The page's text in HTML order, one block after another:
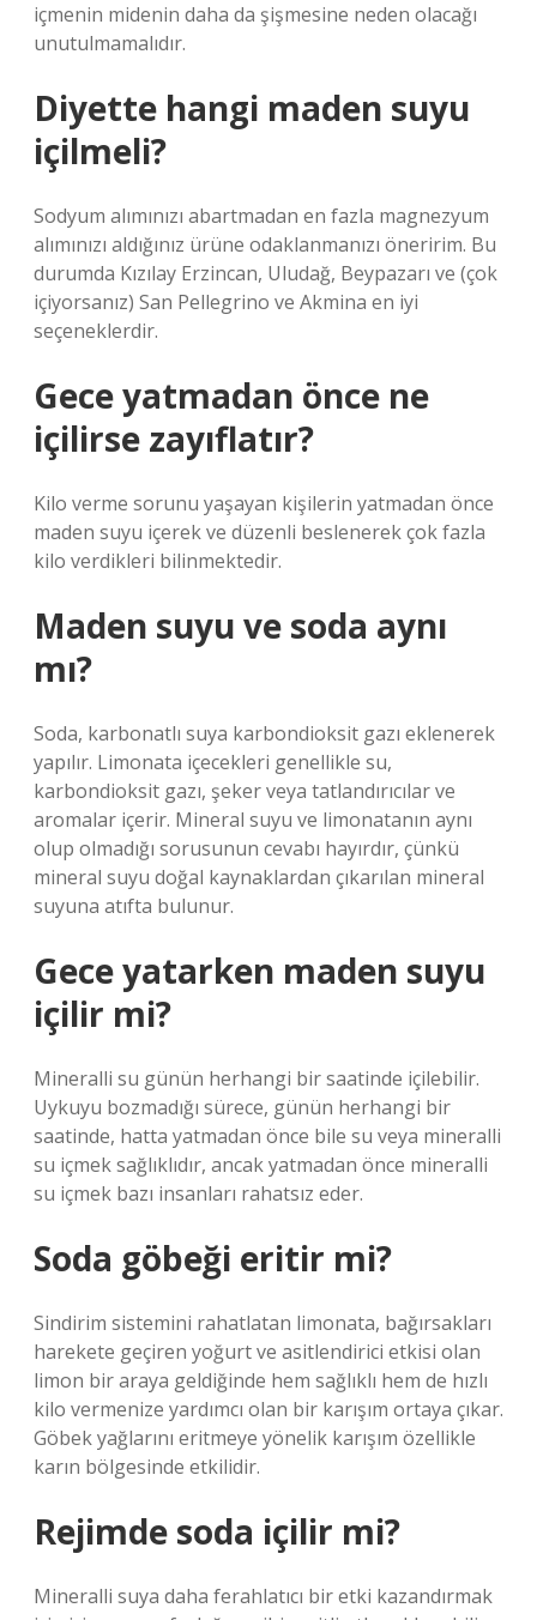
içmenin midenin daha da şişmesine neden olacağı
unutulmamalıdır.
Diyette hangi maden suyu
içilmeli?
Sodyum alımınızı abartmadan en fazla magnezyum
alımınızı aldığınız ürüne odaklanmanızı öneririm. Bu
durumda Kızılay Erzincan, Uludağ, Beypazarı ve (çok
içiyorsanız) San Pellegrino ve Akmina en iyi
seçeneklerdir.
Gece yatmadan önce ne
içilirse zayıflatır?
Kilo verme sorunu yaşayan kişilerin yatmadan önce
maden suyu içerek ve düzenli beslenerek çok fazla
kilo verdikleri bilinmektedir.
Maden suyu ve soda aynı
mı?
Soda, karbonatlı suya karbondioksit gazı eklenerek
yapılır. Limonata içecekleri genellikle su,
karbondioksit gazı, şeker veya tatlandırıcılar ve
aromalar içerir. Mineral suyu ve limonatanın aynı
olup olmadığı sorusunun cevabı hayırdır, çünkü
mineral suyu doğal kaynaklardan çıkarılan mineral
suyuna atıfta bulunur.
Gece yatarken maden suyu
içilir mi?
Mineralli su günün herhangi bir saatinde içilebilir.
Uykuyu bozmadığı sürece, günün herhangi bir
saatinde, hatta yatmadan önce bile su veya mineralli
su içmek sağlıklıdır, ancak yatmadan önce mineralli
su içmek bazı insanları rahatsız eder.
Soda göbeği eritir mi?
Sindirim sistemini rahatlatan limonata, bağırsakları
harekete geçiren yoğurt ve asitlendirici etkisi olan
limon bir araya geldiğinde hem sağlıklı hem de hızlı
kilo vermenize yardımcı olan bir karışım ortaya çıkar.
Göbek yağlarını eritmeye yönelik karışım özellikle
karın bölgesinde etkilidir.
Rejimde soda içilir mi?
Mineralli suya daha ferahlatıcı bir etki kazandırmak